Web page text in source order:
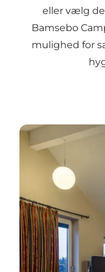
eller vælg
Bamsebo
mulighed for
Sov godt i